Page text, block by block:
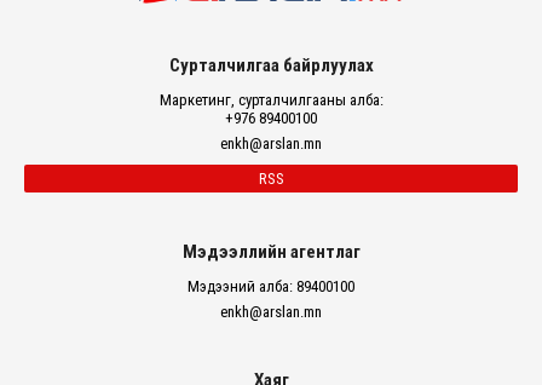
Сурталчилгаа байрлуулах
Маркетинг, сурталчилгааны алба:
+976 89400100
enkh@arslan.mn
RSS
Мэдээллийн агентлаг
Мэдээний алба: 89400100
enkh@arslan.mn
Хаяг